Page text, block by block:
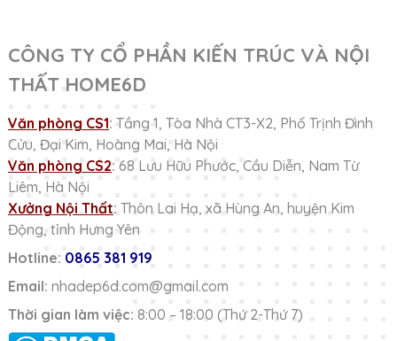
CÔNG TY CỔ PHẦN KIẾN TRÚC VÀ NỘI
THẤT HOME6D
Văn phòng CS1: Tầng 1, Tòa Nhà CT3-X2, Phố Trịnh Đình
Cửu, Đại Kim, Hoàng Mai, Hà Nội
Văn phòng CS2: 68 Lưu Hữu Phước, Cầu Diễn, Nam Từ
Liêm, Hà Nội
Xưởng Nội Thất: Thôn Lai Hạ, xã Hùng An, huyện Kim
Động, tỉnh Hưng Yên
Hotline: 0865 381 919
Email: nhadep6d.com@gmail.com
Thời gian làm việc: 8:00 – 18:00 (Thứ 2-Thứ 7)